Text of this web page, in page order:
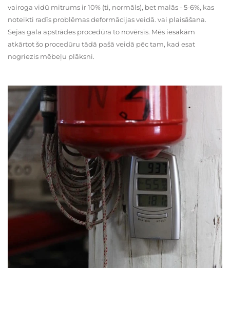
vairoga vidū mitrums ir 10% (ti, normāls), bet malās - 5-6%, kas
noteikti radīs problēmas deformācijas veidā. vai plaisāšana.
Sejas gala apstrādes procedūra to novērsīs. Mēs iesakām
atkārtot šo procedūru tādā pašā veidā pēc tam, kad esat
nogriezis mēbeļu plāksni.